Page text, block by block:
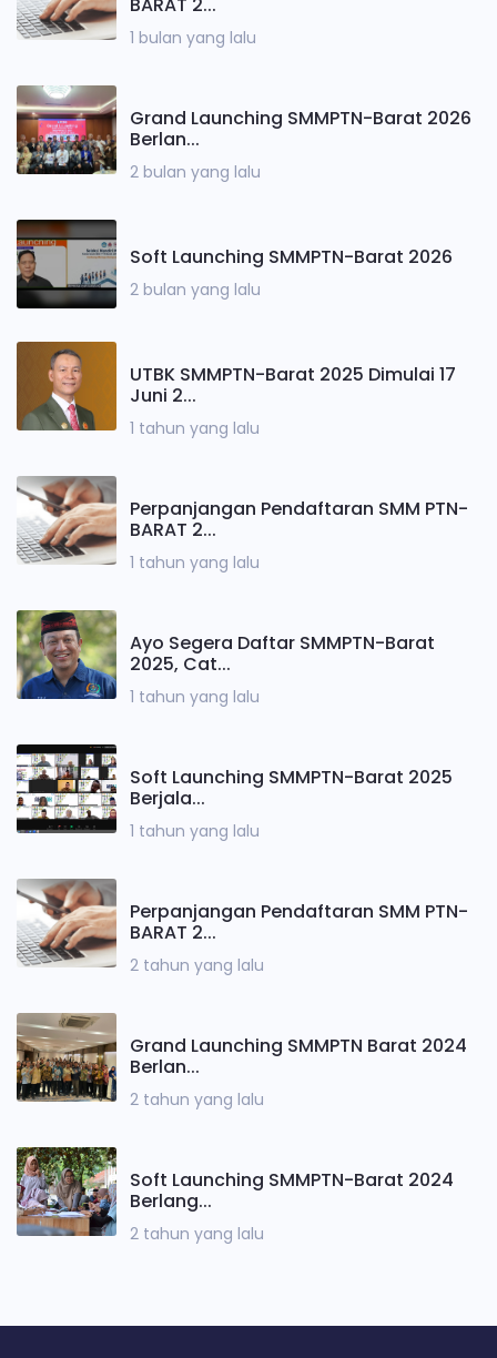
1 bulan yang lalu
Grand Launching SMMPTN-Barat 2026
Berlan...
2 bulan yang lalu
Soft Launching SMMPTN-Barat 2026
2 bulan yang lalu
UTBK SMMPTN-Barat 2025 Dimulai 17
Juni 2...
1 tahun yang lalu
Perpanjangan Pendaftaran SMM PTN-
BARAT 2...
1 tahun yang lalu
Ayo Segera Daftar SMMPTN-Barat
2025, Cat...
1 tahun yang lalu
Soft Launching SMMPTN-Barat 2025
Berjala...
1 tahun yang lalu
Perpanjangan Pendaftaran SMM PTN-
BARAT 2...
2 tahun yang lalu
Grand Launching SMMPTN Barat 2024
Berlan...
2 tahun yang lalu
Soft Launching SMMPTN-Barat 2024
Berlang...
2 tahun yang lalu